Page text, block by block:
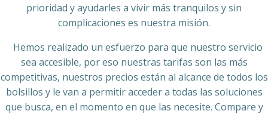
prioridad y ayudarles a vivir más tranquilos y sin
complicaciones es nuestra misión.
Hemos realizado un esfuerzo para que nuestro servicio
sea accesible, por eso nuestras tarifas son las más
competitivas, nuestros precios están al alcance de todos los
bolsillos y le van a permitir acceder a todas las soluciones
que busca, en el momento en que las necesite. Compare y